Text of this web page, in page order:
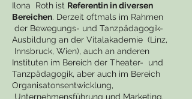
Ilona Roth ist Referentin in diversen
Bereichen. Derzeit oftmals im Rahmen
der Bewegungs- und Tanzpädagogik-
Ausbildung an der Vitalakademie (Linz,
Innsbruck, Wien), auch an anderen
Instituten im Bereich der Theater- und
Tanzpädagogik, aber auch im Bereich
Organisatonsentwicklung,
Unternehmensführung und Marketing.